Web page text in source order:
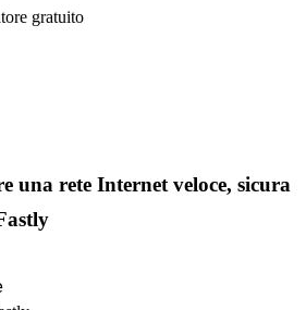
gratuito
una rete Internet veloce, sicura